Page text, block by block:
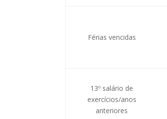
Férias vencidas
13º salário de
exercícios/anos
anteriores